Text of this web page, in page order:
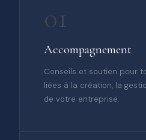
01
Accompagnement
Conseils et soutien pour
liées à la création, la
de votre entreprise.